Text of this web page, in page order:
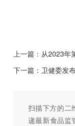
上一篇： 从2023年
下一篇： 卫健委发布
扫描下方的二
递最新食品监